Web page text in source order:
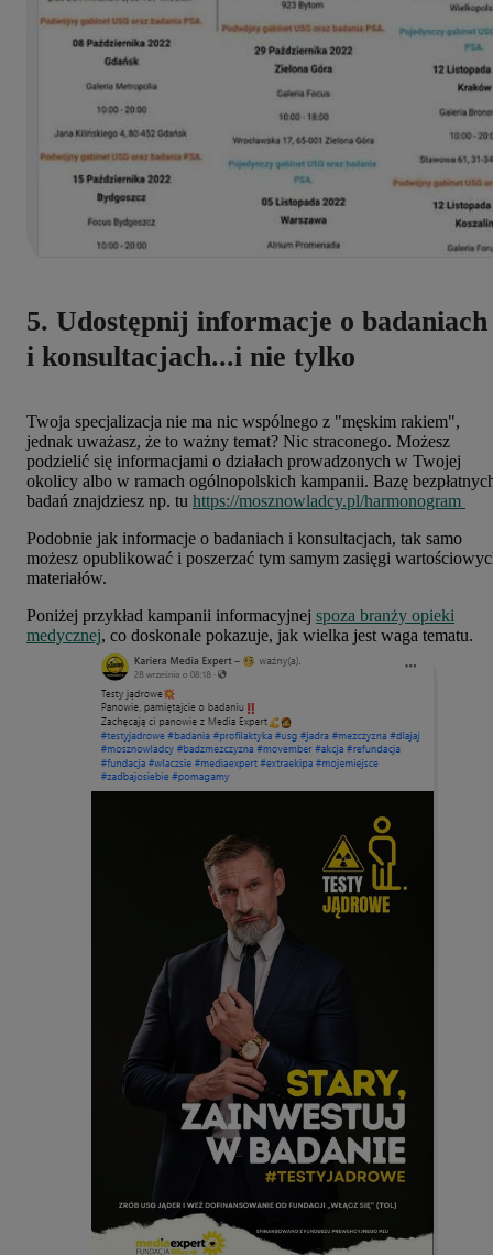
5. Udostępnij informacje o badaniach
i konsultacjach...i nie tylko
Twoja specjalizacja nie ma nic wspólnego z "męskim rakiem",
jednak uważasz, że to ważny temat? Nic straconego. Możesz
podzielić się informacjami o działach prowadzonych w Twojej
okolicy albo w ramach ogólnopolskich kampanii. Bazę
badań znajdziesz np. tu https://mosznowladcy.pl/harmonogram
Podobnie jak informacje o badaniach i konsultacjach, tak samo
możesz opublikować i poszerzać tym samym zasięgi
materiałów.
Poniżej przykład kampanii informacyjnej spoza branży opieki
medycznej, co doskonale pokazuje, jak wielka jest waga tematu.